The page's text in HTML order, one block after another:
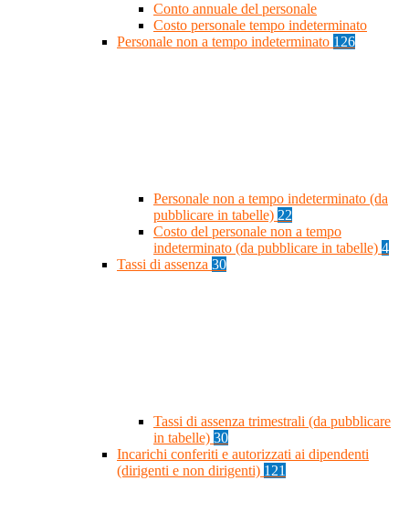
Conto annuale del personale
Costo personale tempo indeterminato
Personale non a tempo indeterminato 126
Personale non a tempo indeterminato (da
pubblicare in tabelle) 22
Costo del personale non a tempo
indeterminato (da pubblicare in tabelle) 4
Tassi di assenza 30
Tassi di assenza trimestrali (da pubblicare
in tabelle) 30
Incarichi conferiti e autorizzati ai dipendenti
(dirigenti e non dirigenti) 121